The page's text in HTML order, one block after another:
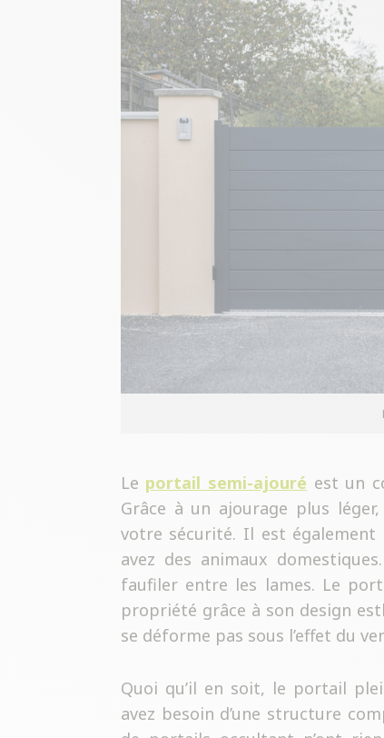
Le portail semi-ajouré est un
Grâce à un ajourage plus
votre sécurité. Il est également
avez des animaux
faufiler entre les lames. Le
propriété grâce à son design
se déforme pas sous l’effet du
Quoi qu’il en soit, le portail
avez besoin d’une structure